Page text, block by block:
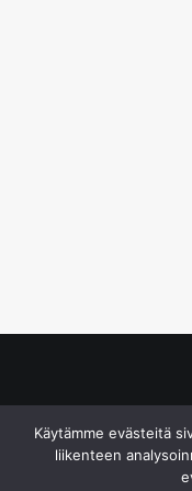
Käytämme evästeitä
liikenteen